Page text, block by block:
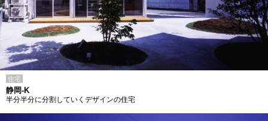
住宅
静岡-K
半分半分に分割していくデザインの住宅